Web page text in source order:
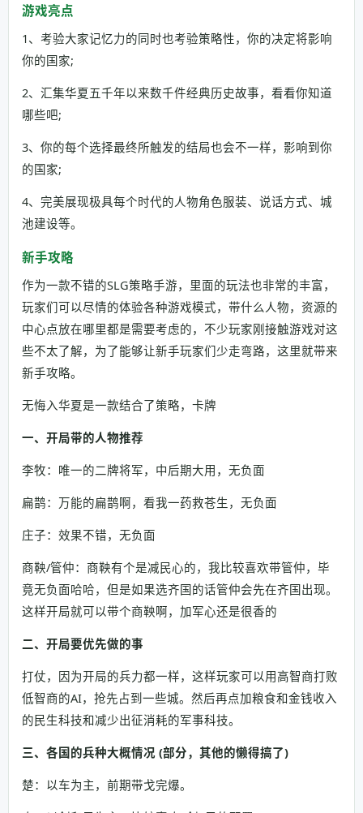
游戏亮点
1、考验大家记忆力的同时也考验策略性，你的决定将影响
你的国家;
2、汇集华夏五千年以来数千件经典历史故事，看看你知道
哪些吧;
3、你的每个选择最终所触发的结局也会不一样，影响到你
的国家;
4、完美展现极具每个时代的人物角色服装、说话方式、城
池建设等。
新手攻略
作为一款不错的SLG策略手游，里面的玩法也非常的丰富，
玩家们可以尽情的体验各种游戏模式，带什么人物，资源的
中心点放在哪里都是需要考虑的，不少玩家刚接触游戏对这
些不太了解，为了能够让新手玩家们少走弯路，这里就带来
新手攻略。
无悔入华夏是一款结合了策略，卡牌
一、开局带的人物推荐
李牧：唯一的二牌将军，中后期大用，无负面
扁鹊：万能的扁鹊啊，看我一药救苍生，无负面
庄子：效果不错，无负面
商鞅/管仲：商鞅有个是减民心的，我比较喜欢带管仲，毕
竟无负面哈哈，但是如果选齐国的话管仲会先在齐国出现。
这样开局就可以带个商鞅啊，加军心还是很香的
二、开局要优先做的事
打仗，因为开局的兵力都一样，这样玩家可以用高智商打败
低智商的AI，抢先占到一些城。然后再点加粮食和金钱收入
的民生科技和减少出征消耗的军事科技。
三、各国的兵种大概情况 (部分，其他的懒得搞了)
楚：以车为主，前期带戈完爆。